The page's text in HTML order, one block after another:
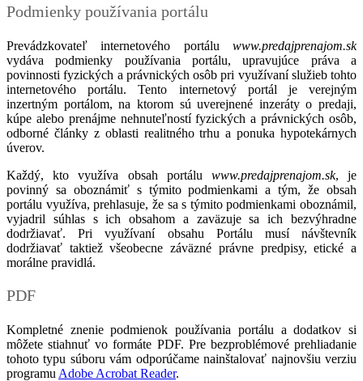
Podmienky používania portálu
Prevádzkovateľ internetového portálu www.predajprenajom.sk
vydáva podmienky používania portálu, upravujúce práva a
povinnosti fyzických a právnických osôb pri využívaní služieb tohto
internetového portálu. Tento internetový portál je verejným
inzertným portálom, na ktorom sú uverejnené inzeráty o predaji,
kúpe alebo prenájme nehnuteľností fyzických a právnických osôb,
odborné články z oblasti realitného trhu a ponuka hypotekárnych
úverov.
Každý, kto využíva obsah portálu www.predajprenajom.sk, je
povinný sa oboznámiť s týmito podmienkami a tým, že obsah
portálu využíva, prehlasuje, že sa s týmito podmienkami oboznámil,
vyjadril súhlas s ich obsahom a zaväzuje sa ich bezvýhradne
dodržiavať. Pri využívaní obsahu Portálu musí návštevník
dodržiavať taktiež všeobecne záväzné právne predpisy, etické a
morálne pravidlá.
PDF
Kompletné znenie podmienok používania portálu a dodatkov si
môžete stiahnuť vo formáte PDF. Pre bezproblémové prehliadanie
tohoto typu súboru vám odporúčame nainštalovať najnovšiu verziu
programu Adobe Acrobat Reader.